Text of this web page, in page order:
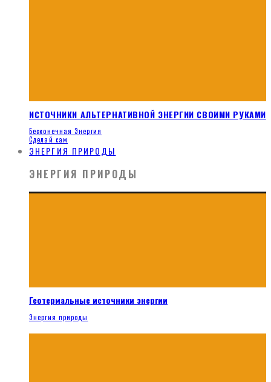
ИСТОЧНИКИ АЛЬТЕРНАТИВНОЙ ЭНЕРГИИ СВОИМИ РУКАМИ
Бесконечная Энергия
Сделай сам
ЭНЕРГИЯ ПРИРОДЫ
ЭНЕРГИЯ ПРИРОДЫ
Геотермальные источники энергии
Энергия природы